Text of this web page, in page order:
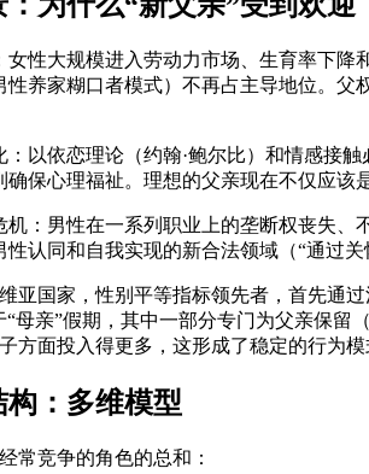
女性大规模进入劳动力市场、生育率下降
性养家糊口者模式）不再占主导地位。父
以依恋理论（约翰·鲍尔比）和情感接
确保心理福祉。理想的父亲现在不仅应该
： 男性在一系列职业上的垄断权丧失、
认同和自我实现的新合法领域（“通过关
亚国家，性别平等指标领先者，首先通
母亲”假期，其中一部分专门为父亲保留
方面投入得更多，这形成了稳定的行为模
构：多维模型
常竞争的角色的总和：